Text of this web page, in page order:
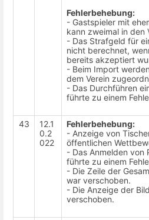
Fehlerbehebung:
- Gastspieler mit
kann zweimal in den
- Das Strafgeld für
nicht berechnet,
bereits akzeptiert
- Beim Import
dem Verein
- Das Durchführen
führte zu einem
43
12.1
0.2
022
Fehlerbehebung:
- Anzeige von
öffentlichen
- Das Anmelden von
führte zu einem
- Die Zeile der
war verschoben.
- Die Anzeige der
verschoben.